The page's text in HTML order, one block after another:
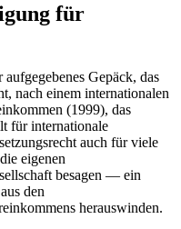
für
Gepäck, das
nach einem internationalen
(1999), das
für internationale
auch für viele
eigenen
besagen — ein
den
herauswinden.